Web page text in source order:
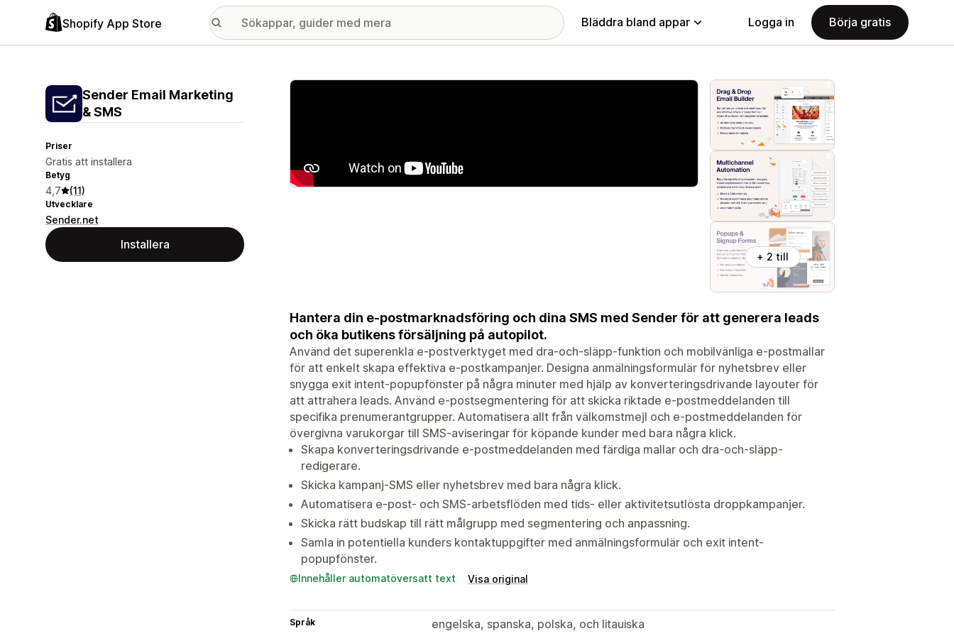
Shopify App Store Bläddra bland appar Logga in Börja gratis
Sender Email Marketing
& SMS
Priser
Gratis att installera
Betyg
4,7 (11)
Utvecklare
Sender.net
Installera
Galleri med utvalda bilder
+ 2 till
Hantera din e-postmarknadsföring och dina SMS med Sender för att generera leads
och öka butikens försäljning på autopilot.
Använd det superenkla e-postverktyget med dra-och-släpp-funktion och mobilvänliga e-postmallar
för att enkelt skapa effektiva e-postkampanjer. Designa anmälningsformulär för nyhetsbrev eller
snygga exit intent-popupfönster på några minuter med hjälp av konverteringsdrivande layouter för
att attrahera leads. Använd e-postsegmentering för att skicka riktade e-postmeddelanden till
specifika prenumerantgrupper. Automatisera allt från välkomstmejl och e-postmeddelanden för
övergivna varukorgar till SMS-aviseringar för köpande kunder med bara några klick.
Skapa konverteringsdrivande e-postmeddelanden med färdiga mallar och dra-och-släpp-
redigerare.
Skicka kampanj-SMS eller nyhetsbrev med bara några klick.
Automatisera e-post- och SMS-arbetsflöden med tids- eller aktivitetsutlösta droppkampanjer.
Skicka rätt budskap till rätt målgrupp med segmentering och anpassning.
Samla in potentiella kunders kontaktuppgifter med anmälningsformulär och exit intent-
popupfönster.
Innehåller automatöversatt text Visa original
Språk
engelska, spanska, polska, och litauiska